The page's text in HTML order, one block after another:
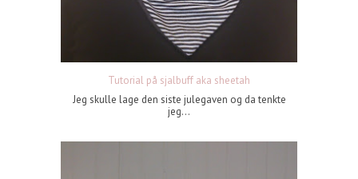
Tutorial på sjalbuff aka sheetah
Jeg skulle lage den siste julegaven og da tenkte
jeg...